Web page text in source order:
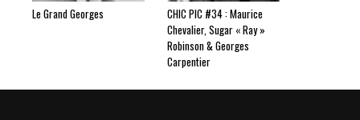
Le Grand Georges
CHIC PIC #34 : Maurice
Chevalier, Sugar « Ray »
Robinson & Georges
Carpentier